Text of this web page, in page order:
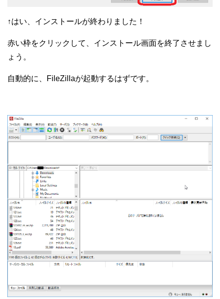
↑はい、インストールが終わりました！
赤い枠をクリックして、インストール画面を終了させまし
ょう。
自動的に、FileZillaが起動するはずです。